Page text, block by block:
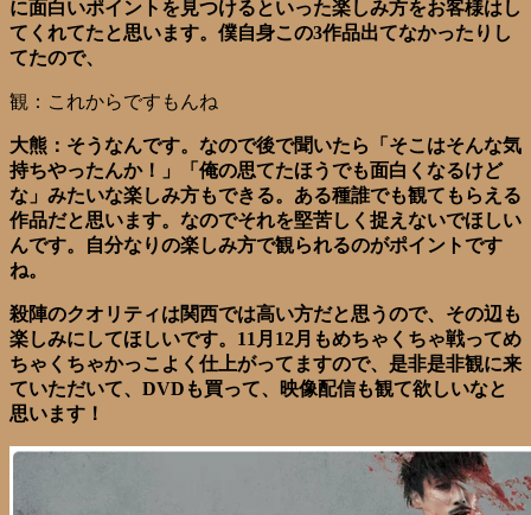
に面白いポイントを見つけるといった楽しみ方をお客様はし
てくれてたと思います。僕自身この3作品出てなかったりし
てたので、
観：これからですもんね
大熊：そうなんです。なので後で聞いたら「そこはそんな気
持ちやったんか！」「俺の思てたほうでも面白くなるけど
な」みたいな楽しみ方もできる。ある種誰でも観てもらえる
作品だと思います。なのでそれを堅苦しく捉えないでほしい
んです。自分なりの楽しみ方で観られるのがポイントです
ね。
殺陣のクオリティは関西では高い方だと思うので、その辺も
楽しみにしてほしいです。11月12月もめちゃくちゃ戦ってめ
ちゃくちゃかっこよく仕上がってますので、是非是非観に来
ていただいて、DVDも買って、映像配信も観て欲しいなと
思います！